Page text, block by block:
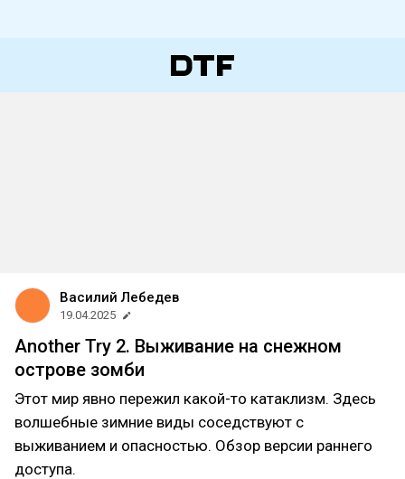
Василий Лебедев
19.04.2025
Another Try 2. Выживание на снежном
острове зомби
Этот мир явно пережил какой-то катаклизм. Здесь
волшебные зимние виды соседствуют с
выживанием и опасностью. Обзор версии раннего
доступа.